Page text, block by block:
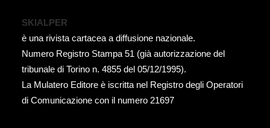
SKIALPER
è una rivista cartacea a diffusione nazionale.
Numero Registro Stampa 51 (già autorizzazione del
tribunale di Torino n. 4855 del 05/12/1995).
La Mulatero Editore è iscritta nel Registro degli Operatori
di Comunicazione con il numero 21697